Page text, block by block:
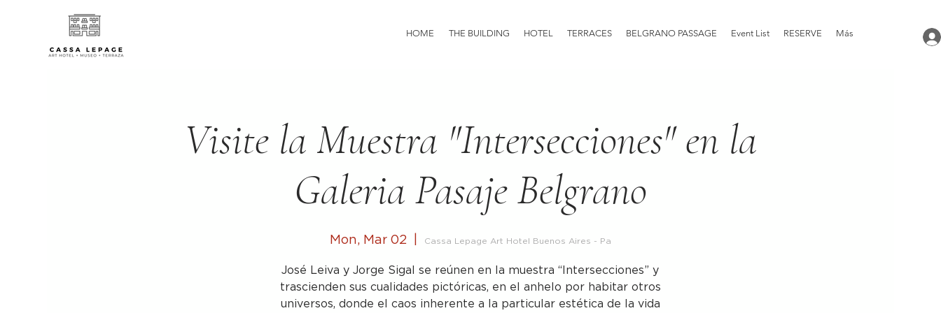
HOME THE BUILDING HOTEL TERRACES BELGRANO PASSAGE Event List RESERVE Más
Visite la Muestra "Intersecciones" en la
Galeria Pasaje Belgrano
Mon, Mar 02
  |
Cassa Lepage Art Hotel Buenos Aires - Pa
José Leiva y Jorge Sigal se reúnen en la muestra “Intersecciones” y
trascienden sus cualidades pictóricas, en el anhelo por habitar otros
universos, donde el caos inherente a la particular estética de la vida